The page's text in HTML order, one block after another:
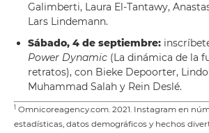
Galimberti, Laura El-Tantawy,
Lars Lindemann.
Sábado, 4 de septiembre:
Power Dynamic (La dinámica de la
retratos), con Bieke Depoorter,
Muhammad Salah y Rein Deslé.
1 Omnicoreagency.com. 2021. Instagram en
estadísticas, datos demográficos y hechos